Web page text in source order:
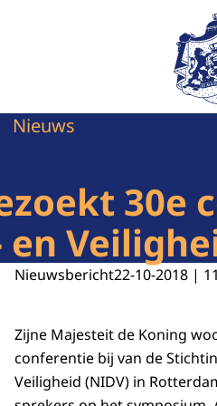
Nieuws
30e
en
Nieuwsbericht22-10-2018 |
Zijne Majesteit de Koning
conferentie bij van de
Veiligheid (NIDV) in